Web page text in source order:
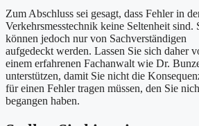
Zum Abschluss sei gesagt, dass Fehler in
Verkehrsmesstechnik keine Seltenheit sind.
können jedoch nur von Sachverständigen
aufgedeckt werden. Lassen Sie sich daher
einem erfahrenen Fachanwalt wie Dr.
unterstützen, damit Sie nicht die
für einen Fehler tragen müssen, den Sie
begangen haben.